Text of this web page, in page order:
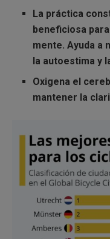
La práctica
beneficiosa para
mente. Ayuda a
la autoestimay
Oxigena el
mantener la